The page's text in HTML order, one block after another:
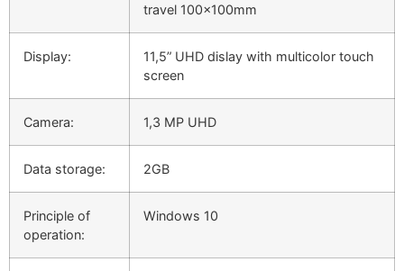
travel 100x100mm
Display:
11,5” UHD dislay with multicolor touch
screen
Camera: 1,3 MP UHD
Data storage: 2GB
Principle of
operation:
Windows 10